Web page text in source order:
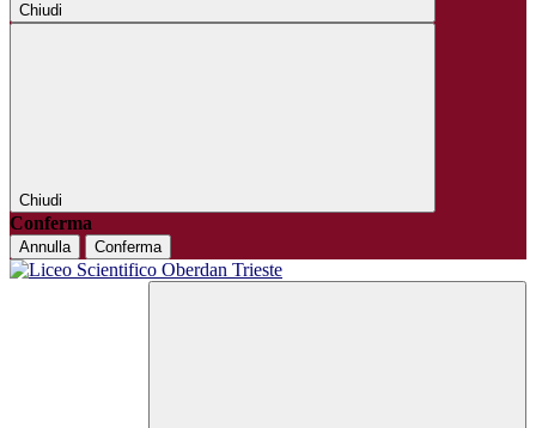
Chiudi
Chiudi
Conferma
Annulla Conferma